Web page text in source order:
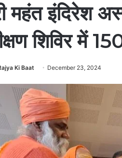
महंत इंदिरेश
शिविर में
Ki Baat December 23, 2024